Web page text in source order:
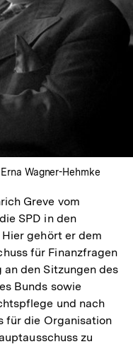
Wagner-Hehmke
Greve vom
SPD in den
gehört er dem
für Finanzfragen
den Sitzungen des
Bunds sowie
und nach
für die Organisation
zu